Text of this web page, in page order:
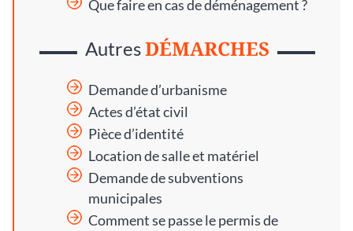
Que faire en cas de déménagement ?
AutresDÉMARCHES
Demande d’urbanisme
Actes d’état civil
Pièce d’identité
Location de salle et matériel
Demande de subventions
municipales
Comment se passe le permis de